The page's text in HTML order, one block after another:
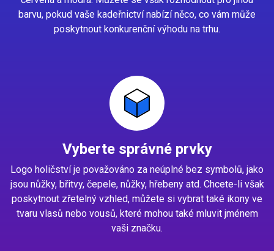
barvu, pokud vaše kadeřnictví nabízí něco, co vám může
poskytnout konkurenční výhodu na trhu.
Vyberte správné prvky
Logo holičství je považováno za neúplné bez symbolů, jako
jsou nůžky, břitvy, čepele, nůžky, hřebeny atd. Chcete-li však
poskytnout zřetelný vzhled, můžete si vybrat také ikony ve
tvaru vlasů nebo vousů, které mohou také mluvit jménem
vaši značku.